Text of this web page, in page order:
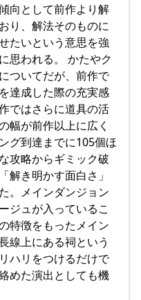
向として前作より解
り、解法そのものに
たいという意思を強
思われる。 かたやク
ついてだが、前作で
達成した際の充実感
ではさらに道具の活
幅が前作以上に広く
グ到達までに105個ほ
攻略からギミック破
解き明かす面白さ」
。メインダンジョン
ジュが入っているこ
特徴をもったメイン
線上にある祠という
ハリをつけるだけで
めた演出としても機